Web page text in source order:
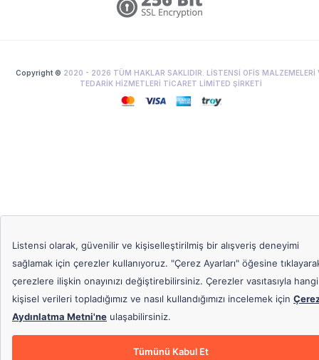
Copyright © 2020 - 2026 TÜM HAKLAR SAKLIDIR. LİSTENSİ OFİS MALZEMELERİ
TEDARİK HİZMETLERİ TİCARET LİMİTED ŞİRKETİ